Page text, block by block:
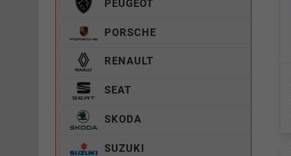
PEUGEOT
PORSCHE
RENAULT
SEAT
SKODA
SUZUKI